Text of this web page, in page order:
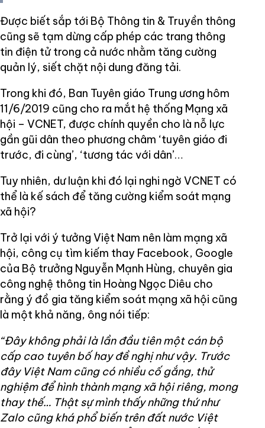
Được biết sắp tới Bộ Thông tin & Truyền thông
cũng sẽ tạm dừng cấp phép các trang thông
tin điện tử trong cả nước nhằm tăng cường
quản lý, siết chặt nội dung đăng tải.
Trong khi đó, Ban Tuyên giáo Trung ương hôm
11/6/2019 cũng cho ra mắt hệ thống Mạng xã
hội – VCNET, được chính quyền cho là nỗ lực
gần gũi dân theo phương châm ‘tuyên giáo đi
trước, đi cùng’, ‘tương tác với dân’…
Tuy nhiên, dư luận khi đó lại nghi ngờ VCNET có
thể là kế sách để tăng cường kiểm soát mạng
xã hội?
Trở lại với ý tưởng Việt Nam nên làm mạng xã
hội, công cụ tìm kiếm thay Facebook, Google
của Bộ trưởng Nguyễn Mạnh Hùng, chuyên gia
công nghệ thông tin Hoàng Ngọc Diêu cho
rằng ý đồ gia tăng kiểm soát mạng xã hội cũng
là một khả năng, ông nói tiếp:
“Đây không phải là lần đầu tiên một cán bộ
cấp cao tuyên bố hay đề nghị như vậy. Trước
đây Việt Nam cũng có nhiều cố gắng, thử
nghiệm để hình thành mạng xã hội riêng, mong
thay thế… Thật sự mình thấy những thứ như
Zalo cũng khá phổ biến trên đất nước Việt